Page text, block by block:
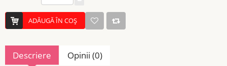
ADĂUGĂ ÎN COŞ
Descriere Opinii (0)